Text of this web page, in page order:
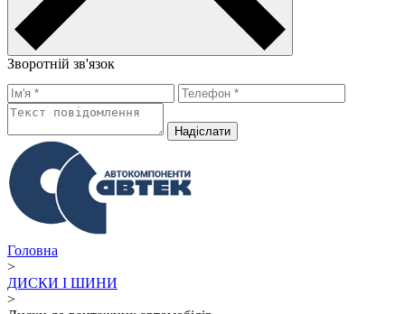
Зворотній зв'язок
Надiслати
Головна
>
ДИСКИ І ШИНИ
>